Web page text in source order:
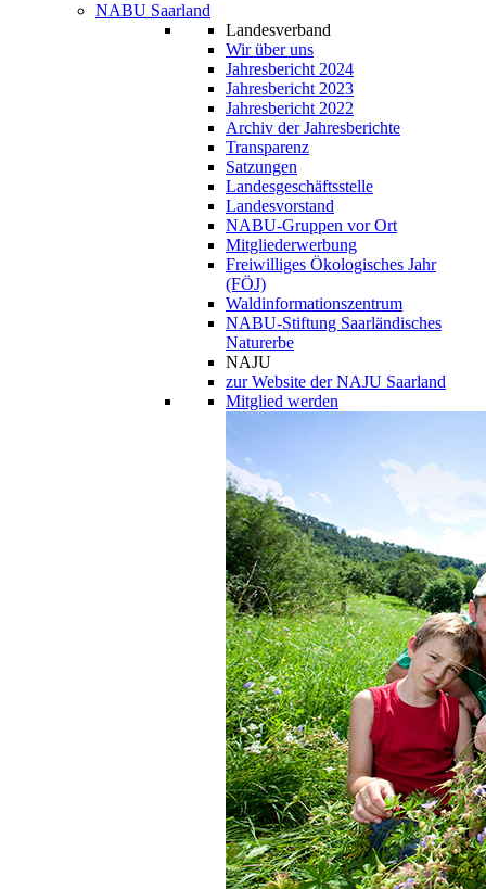
NABU Saarland
Landesverband
Wir über uns
Jahresbericht 2024
Jahresbericht 2023
Jahresbericht 2022
Archiv der Jahresberichte
Transparenz
Satzungen
Landesgeschäftsstelle
Landesvorstand
NABU-Gruppen vor Ort
Mitgliederwerbung
Freiwilliges Ökologisches Jahr
(FÖJ)
Waldinformationszentrum
NABU-Stiftung Saarländisches
Naturerbe
NAJU
zur Website der NAJU Saarland
Mitglied werden